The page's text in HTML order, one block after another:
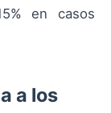
en casos
a los